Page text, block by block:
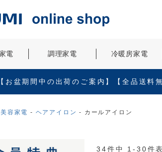
電 調理家電 冷暖房家電
【お盆期間中の出荷のご案内】【全品送料
容家電 ヘアアイロン カールアイロン
34件中 1- 30件